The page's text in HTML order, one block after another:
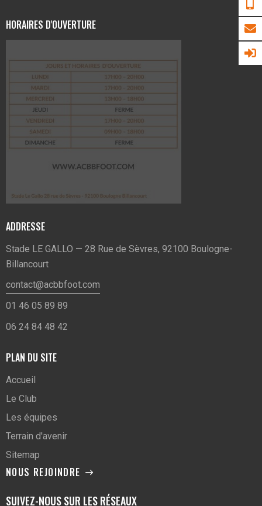
HORAIRES D'OUVERTURE
ADDRESSE
Stade LE GALLO — 28 Rue de Sèvres, 92100 Boulogne-
Billancourt
contact@acbbfoot.com
01 46 05 89 89
06 24 84 48 42
PLAN DU SITE
Accueil
Le Club
Les équipes
Terrain d'avenir
Sitemap
NOUS REJOINDRE
SUIVEZ-NOUS SUR LES RÉSEAUX